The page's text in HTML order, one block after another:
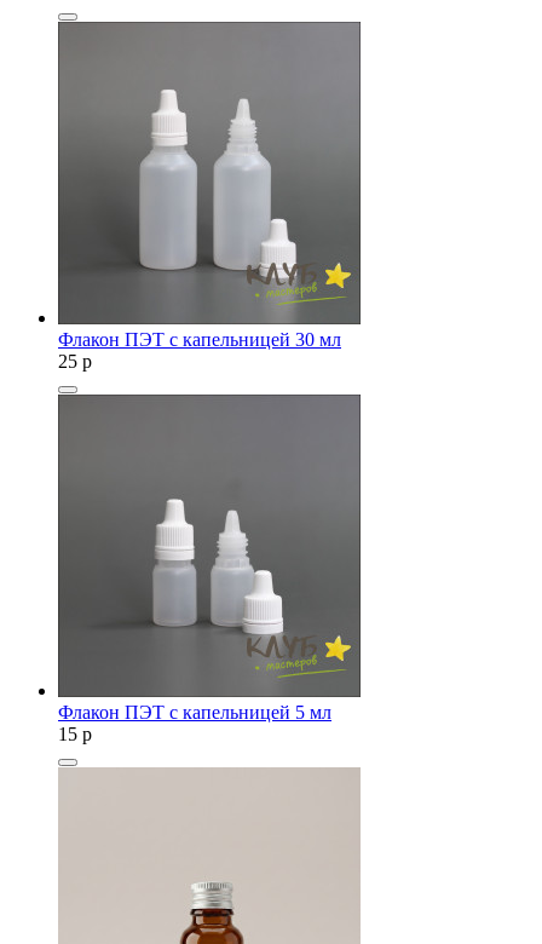
Флакон ПЭТ с капельницей 30 мл
25 p
Флакон ПЭТ с капельницей 5 мл
15 p